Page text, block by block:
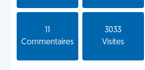
Commentaires
3033
Visites